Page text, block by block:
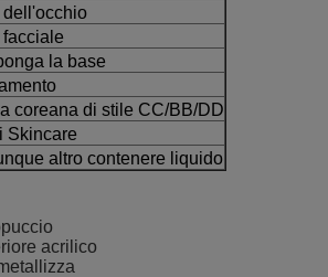
dell'occhio
la base
coreana di stile CC/BB/DD
Skincare
altro contenere liquido
acrilico